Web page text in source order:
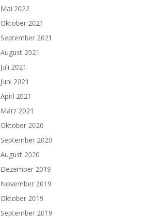
Mai 2022
Oktober 2021
September 2021
August 2021
Juli 2021
Juni 2021
April 2021
März 2021
Oktober 2020
September 2020
August 2020
Dezember 2019
November 2019
Oktober 2019
September 2019